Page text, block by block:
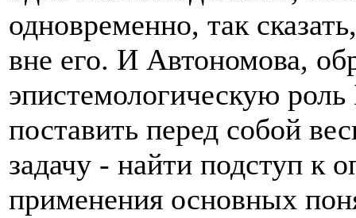
одновременно, так
вне его. И Автономова,
эпистемологическую
поставить перед собой
задачу - найти подступ к
применения основных